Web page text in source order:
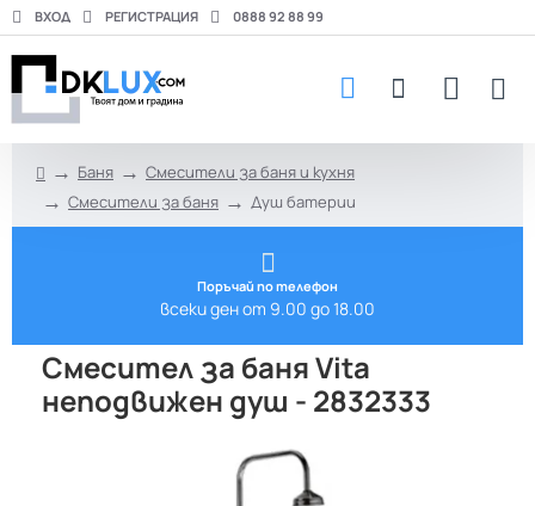
ВХОД РЕГИСТРАЦИЯ 0888 92 88 99
Баня
Смесители за баня и кухня
Смесители за баня
Душ батерии
Поръчай по телефон
всеки ден от 9.00 до 18.00
Смесител за баня Vita
неподвижен душ - 2832333